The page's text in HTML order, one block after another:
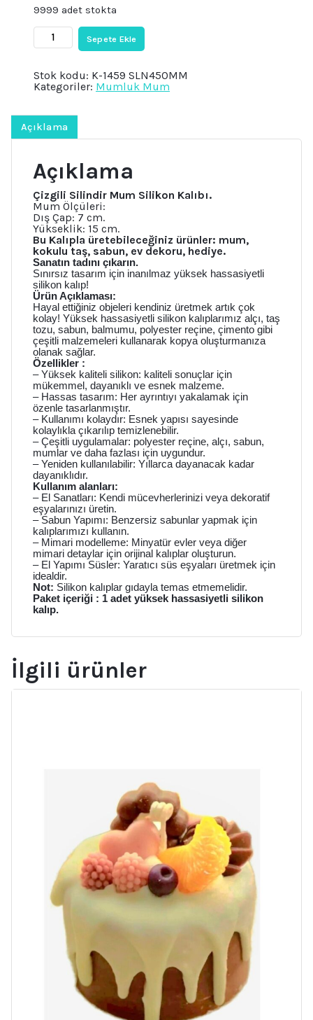
9999 adet stokta
7x15cm
Çizgili
Silikon
Kalıp
Kokulu
Taş
Sabun
Mum
Kalıbı
adet
Sepete Ekle
Stok kodu: K-1459 SLN450MM
Kategoriler: Mumluk Mum
Açıklama
Açıklama
Çizgili Silindir Mum Silikon Kalıbı.
Mum Ölçüleri:
Dış Çap: 7 cm.
Yükseklik: 15 cm.
Bu Kalıpla üretebileceğiniz ürünler: mum,
kokulu taş, sabun, ev dekoru, hediye.
Sanatın tadını çıkarın.
Sınırsız tasarım için inanılmaz yüksek hassasiyetli
silikon kalıp!
Ürün Açıklaması:
Hayal ettiğiniz objeleri kendiniz üretmek artık çok
kolay! Yüksek hassasiyetli silikon kalıplarımız alçı, taş
tozu, sabun, balmumu, polyester reçine, çimento gibi
çeşitli malzemeleri kullanarak kopya oluşturmanıza
olanak sağlar.
Özellikler :
– Yüksek kaliteli silikon: kaliteli sonuçlar için
mükemmel, dayanıklı ve esnek malzeme.
– Hassas tasarım: Her ayrıntıyı yakalamak için
özenle tasarlanmıştır.
– Kullanımı kolaydır: Esnek yapısı sayesinde
kolaylıkla çıkarılıp temizlenebilir.
– Çeşitli uygulamalar: polyester reçine, alçı, sabun,
mumlar ve daha fazlası için uygundur.
– Yeniden kullanılabilir: Yıllarca dayanacak kadar
dayanıklıdır.
Kullanım alanları:
– El Sanatları: Kendi mücevherlerinizi veya dekoratif
eşyalarınızı üretin.
– Sabun Yapımı: Benzersiz sabunlar yapmak için
kalıplarımızı kullanın.
– Mimari modelleme: Minyatür evler veya diğer
mimari detaylar için orijinal kalıplar oluşturun.
– El Yapımı Süsler: Yaratıcı süs eşyaları üretmek için
idealdir.
Not: Silikon kalıplar gıdayla temas etmemelidir.
Paket içeriği : 1 adet yüksek hassasiyetli silikon
kalıp.
İlgili ürünler